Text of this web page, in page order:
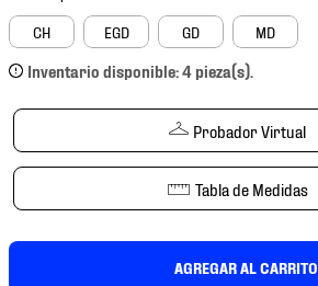
CH EGD GD MD
Inventario disponible: 4 pieza(s).
Probador Virtual
Tabla de Medidas
AGREGAR AL CARRITO
4.
tenis futbol
5.
jersey
8.
chivas
10. tenis nike